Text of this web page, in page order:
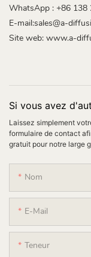
WhatsApp : +86 138
E-mail:sales@a-
Site web: www.a-
Si vous avez
Laissez simplement
formulaire de contact
gratuit pour notre large
Nom
E-Mail
Teneur